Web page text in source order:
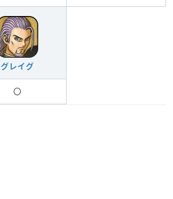
グレイグ
〇